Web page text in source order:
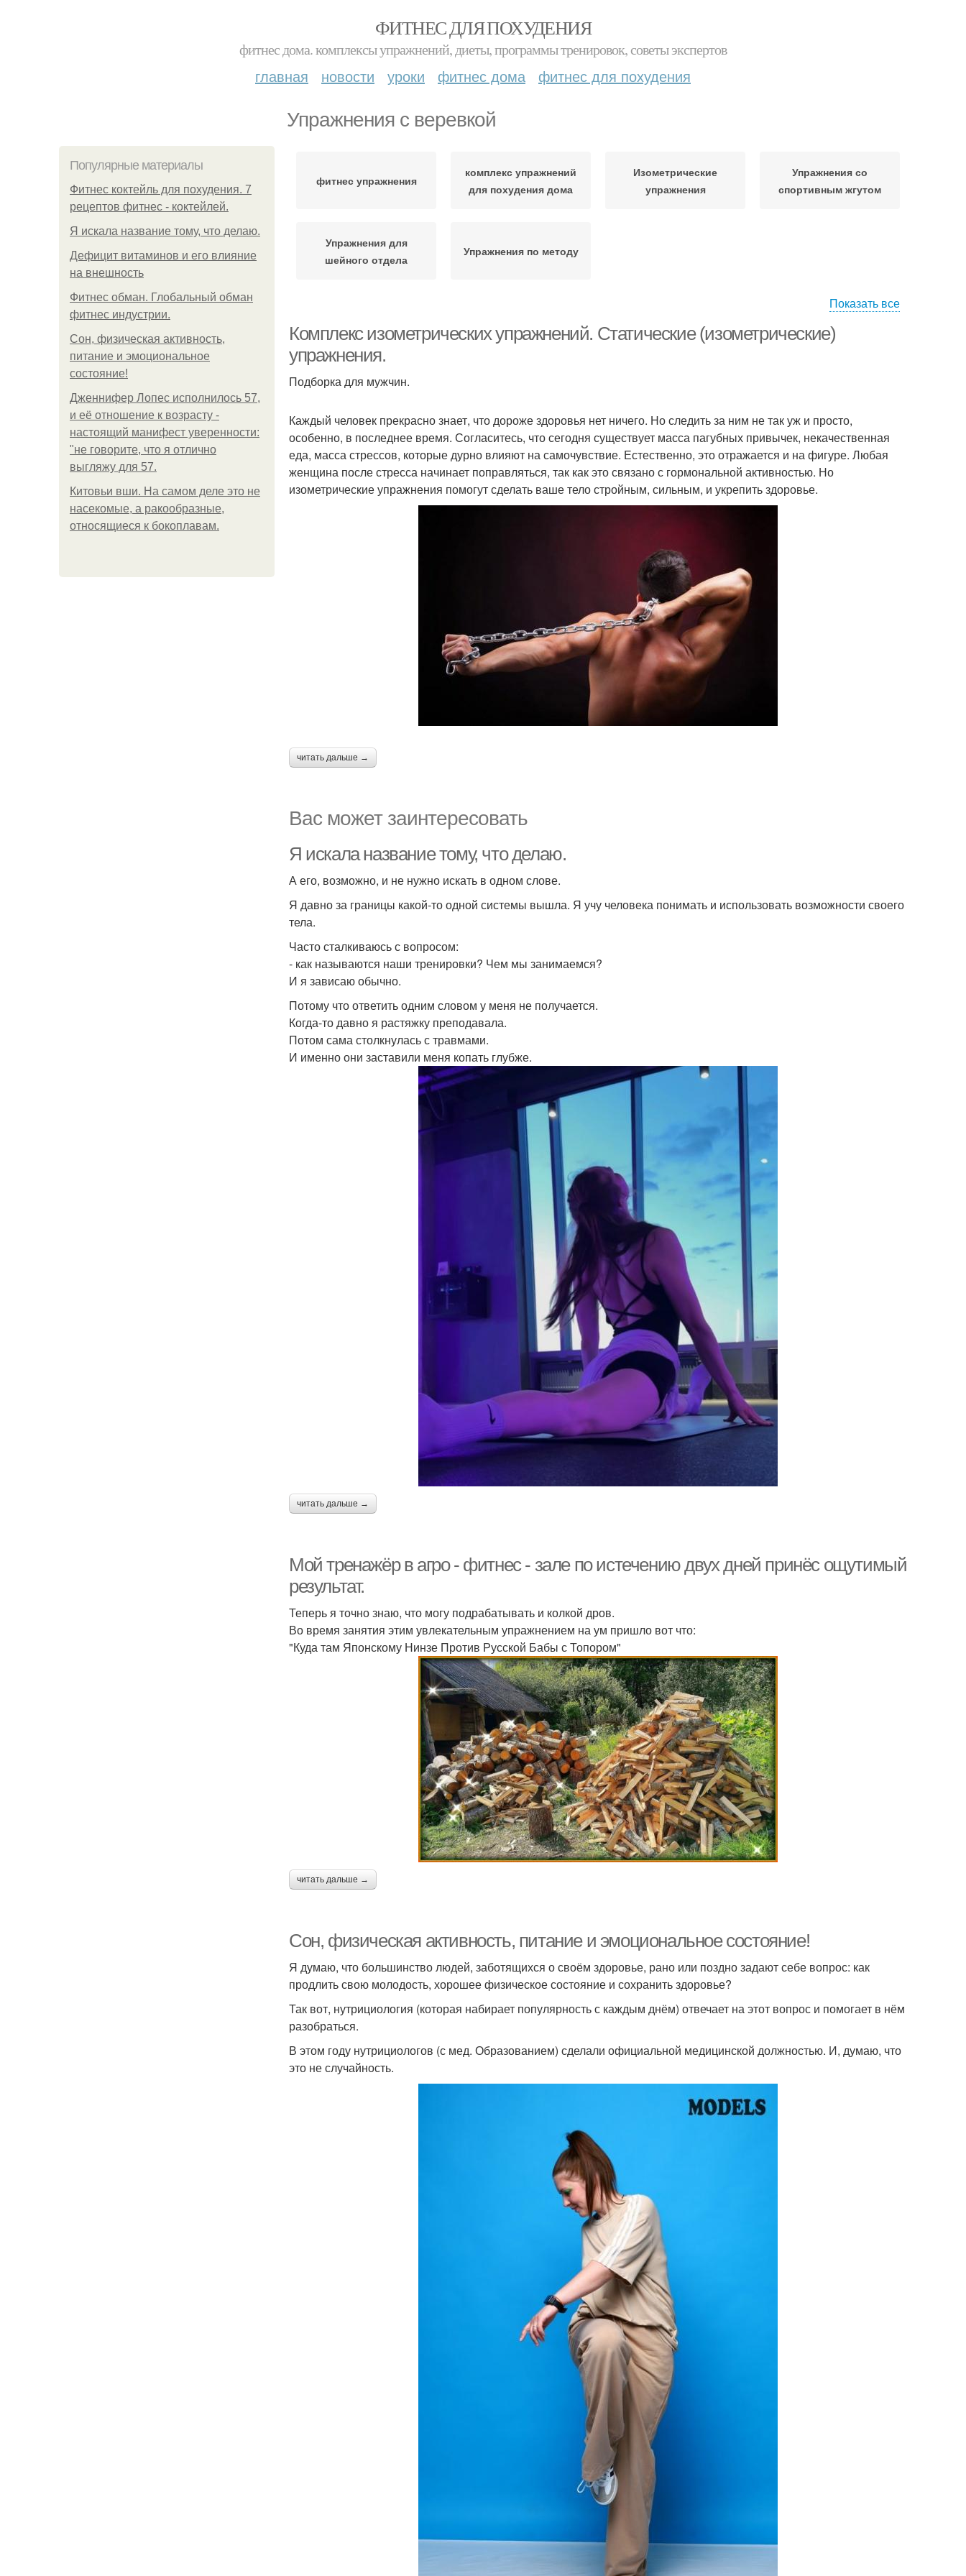
ФИТНЕС ДЛЯ ПОХУДЕНИЯ
фитнес дома. комплексы упражнений, диеты, программы тренировок, советы экспертов
главная новости уроки фитнес дома фитнес для похудения
Упражнения с веревкой
Популярные материалы
Фитнес коктейль для похудения. 7
рецептов фитнес - коктейлей.
Я искала название тому, что делаю.
Дефицит витаминов и его влияние
на внешность
Фитнес обман. Глобальный обман
фитнес индустрии.
Сон, физическая активность,
питание и эмоциональное
состояние!
Дженнифер Лопес исполнилось 57,
и её отношение к возрасту -
настоящий манифест уверенности:
"не говорите, что я отлично
выгляжу для 57.
Китовьи вши. На самом деле это не
насекомые, а ракообразные,
относящиеся к бокоплавам.
фитнес упражнения
комплекс упражнений
для похудения дома
Изометрические
упражнения
Упражнения со
спортивным жгутом
Упражнения для
шейного отдела
Упражнения по методу
Показать все
Комплекс изометрических упражнений. Статические (изометрические)
упражнения.
Подборка для мужчин.
Каждый человек прекрасно знает, что дороже здоровья нет ничего. Но следить за ним не так уж и просто,
особенно, в последнее время. Согласитесь, что сегодня существует масса пагубных привычек, некачественная
еда, масса стрессов, которые дурно влияют на самочувствие. Естественно, это отражается и на фигуре. Любая
женщина после стресса начинает поправляться, так как это связано с гормональной активностью. Но
изометрические упражнения помогут сделать ваше тело стройным, сильным, и укрепить здоровье.
читать дальше →
Вас может заинтересовать
Я искала название тому, что делаю.
А его, возможно, и не нужно искать в одном слове.
Я давно за границы какой-то одной системы вышла. Я учу человека понимать и использовать возможности своего
тела.
Часто сталкиваюсь с вопросом:
- как называются наши тренировки? Чем мы занимаемся?
И я зависаю обычно.
Потому что ответить одним словом у меня не получается.
Когда-то давно я растяжку преподавала.
Потом сама столкнулась с травмами.
И именно они заставили меня копать глубже.
читать дальше →
Мой тренажёр в агро - фитнес - зале по истечению двух дней принёс ощутимый
результат.
Теперь я точно знаю, что могу подрабатывать и колкой дров.
Во время занятия этим увлекательным упражнением на ум пришло вот что:
"Куда там Японскому Нинзе Против Русской Бабы с Топором"
читать дальше →
Сон, физическая активность, питание и эмоциональное состояние!
Я думаю, что большинство людей, заботящихся о своём здоровье, рано или поздно задают себе вопрос: как
продлить свою молодость, хорошее физическое состояние и сохранить здоровье?
Так вот, нутрициология (которая набирает популярность с каждым днём) отвечает на этот вопрос и помогает в нём
разобраться.
В этом году нутрициологов (с мед. Образованием) сделали официальной медицинской должностью. И, думаю, что
это не случайность.